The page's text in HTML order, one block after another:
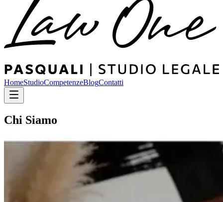
HomeStudioCompetenzeBlogContatti
Chi Siamo